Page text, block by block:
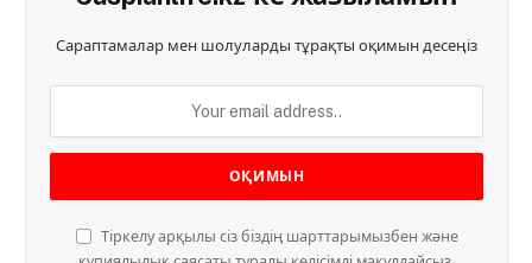
Сараптамалар мен шолуларды тұрақты оқимын десеңіз
Тіркелу арқылы сіз біздің шарттарымызбен және